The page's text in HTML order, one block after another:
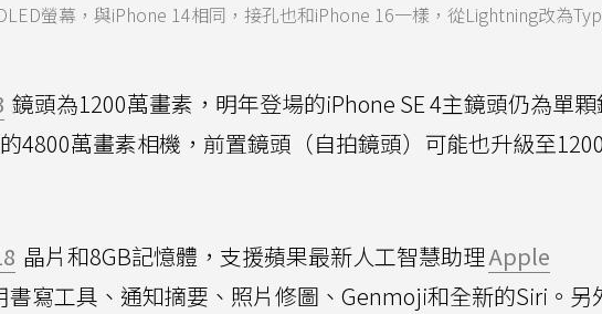
螢幕，與iPhone 14相同，接孔也和iPhone 16一樣，從Lightning改為
鏡頭為1200萬畫素，明年登場的iPhone SE 4主鏡頭仍為單顆
4800萬畫素相機，前置鏡頭（自拍鏡頭）可能也升級至
晶片和8GB記憶體，支援蘋果最新人工智慧助理Apple
書寫工具、通知摘要、照片修圖、Genmoji和全新的Siri。另